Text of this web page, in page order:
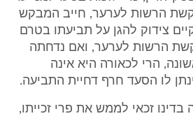
הרשות לערער, חייב המבקש
צידוק להגן על תביעתו בטרם
הרשות לערער, ואם נדחתה
הרי לכאורה היא אינה
לו הסעד חרף דחיית התביעה.
בדינו זכאי לממש את פרי זכייתו,